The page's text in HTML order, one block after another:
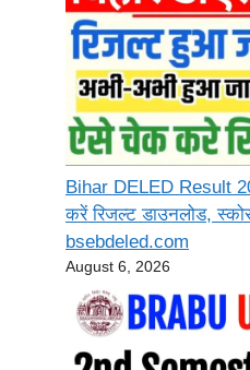
Bihar DELED Result
करें रिजल्ट डाउनलोड,
bsebdeled.com
August 6, 2026